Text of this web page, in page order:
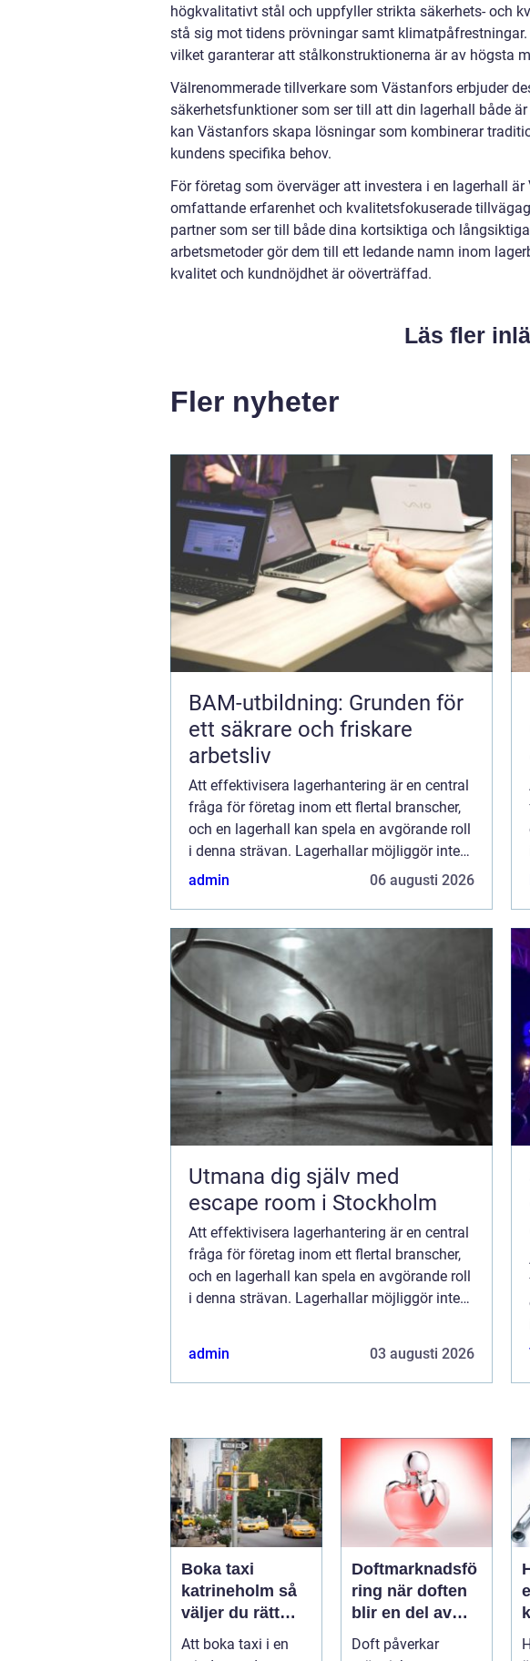
högkvalitativt stål och uppfyller strikta säkerhets- och
stå sig mot tidens prövningar samt
vilket garanterar att stålkonstruktionerna är av högsta
Välrenommerade tillverkare som Västanfors erbjuder
säkerhetsfunktioner som ser till att din lagerhall både
kan Västanfors skapa lösningar som kombinerar
kundens specifika behov.
För företag som överväger att investera i en lagerhall
omfattande erfarenhet och kvalitetsfokuserade
partner som ser till både dina kortsiktiga och
arbetsmetoder gör dem till ett ledande namn inom
kvalitet och kundnöjdhet är oöverträffad.
Läs fler
Fler nyheter
BAM-utbildning: Grunden för
ett säkrare och friskare
arbetsliv
Att effektivisera lagerhantering är en central
fråga för företag inom ett flertal branscher,
och en lagerhall kan spela en avgörande roll
i denna strävan. Lagerhallar möjliggör inte
bara optimal förvaring...
admin 06 augusti 2026
Utmana dig själv med
escape room i Stockholm
Att effektivisera lagerhantering är en central
fråga för företag inom ett flertal branscher,
och en lagerhall kan spela en avgörande roll
i denna strävan. Lagerhallar möjliggör inte
admin
03 augusti 2026
Boka taxi
katrineholm så
väljer du rätt
taxi för trygga
resor
Att boka taxi i en
Doftmarknadsfö
ring när doften
blir en del av
varumärket
Doft påverkar